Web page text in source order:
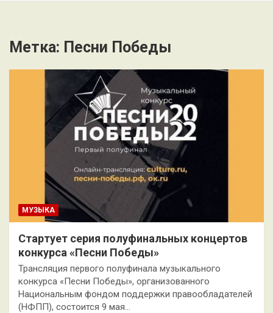
Метка: Песни Победы
МУЗЫКА
Стартует серия полуфинальных концертов
конкурса «Песни Победы»
Трансляция первого полуфинала музыкального
конкурса «Песни Победы», организованного
Национальным фондом поддержки правообладателей
(НФПП), состоится 9 мая…